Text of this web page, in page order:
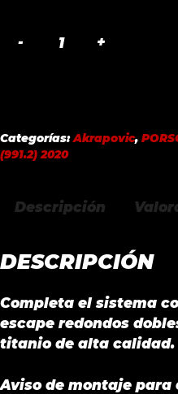
PORSCHE
911
(991.2)
cantidad
Categorías:Akrapovic,
(991.2) 2020
Descripción
DESCRIPCIÓN
Completa el sistema
escape redondos
titanio de alta calidad.
Aviso de montaje para